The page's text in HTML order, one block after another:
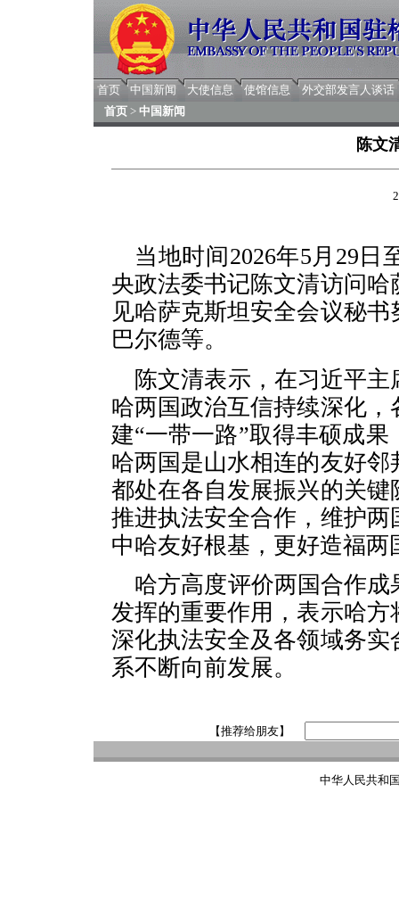
首页 中国新闻 大使信息 使馆信息
外交部发言人谈话
首页 > 中国新闻
陈文
当地时间2026年5月29
央政法委书记陈文清访问
见哈萨克斯坦安全会议秘
巴尔德等。
陈文清表示，在习近平
哈两国政治互信持续深化
建“一带一路”取得丰硕成
哈两国是山水相连的友好
都处在各自发展振兴的关
推进执法安全合作，维护
中哈友好根基，更好造福两
哈方高度评价两国合作
发挥的重要作用，表示哈
深化执法安全及各领域务
系不断向前发展。
【推荐给朋友】
中华人民共和